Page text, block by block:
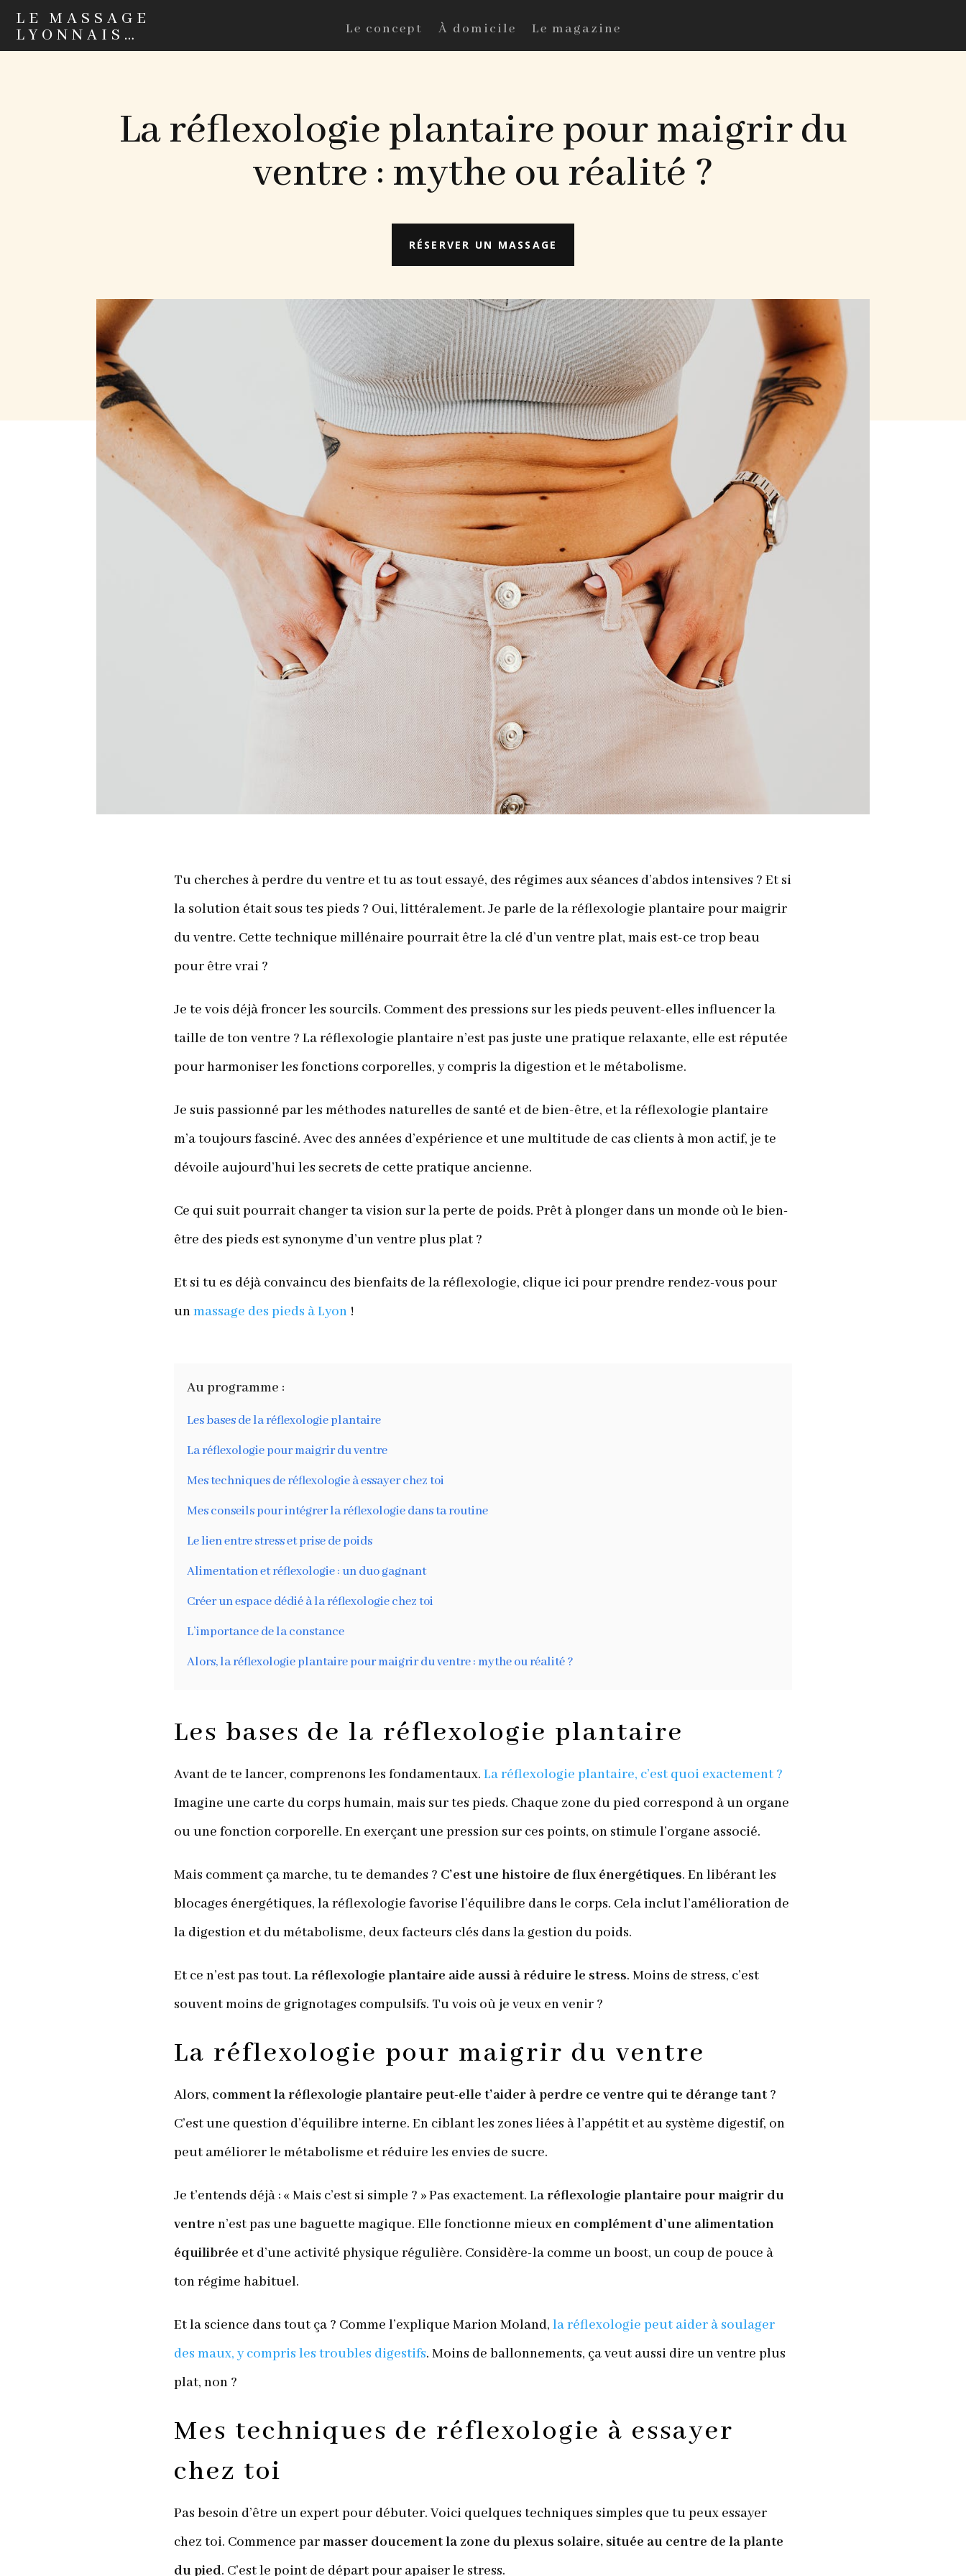
LE MASSAGE
LYONNAIS…
Le concept À domicile Le magazine
La réflexologie plantaire pour maigrir du
ventre : mythe ou réalité ?
RÉSERVER UN MASSAGE
Tu cherches à perdre du ventre et tu as tout essayé, des régimes aux séances d’abdos intensives ? Et si
la solution était sous tes pieds ? Oui, littéralement. Je parle de la réflexologie plantaire pour maigrir
du ventre. Cette technique millénaire pourrait être la clé d’un ventre plat, mais est-ce trop beau
pour être vrai ?
Je te vois déjà froncer les sourcils. Comment des pressions sur les pieds peuvent-elles influencer la
taille de ton ventre ? La réflexologie plantaire n’est pas juste une pratique relaxante, elle est réputée
pour harmoniser les fonctions corporelles, y compris la digestion et le métabolisme.
Je suis passionné par les méthodes naturelles de santé et de bien-être, et la réflexologie plantaire
m’a toujours fasciné. Avec des années d’expérience et une multitude de cas clients à mon actif, je te
dévoile aujourd’hui les secrets de cette pratique ancienne.
Ce qui suit pourrait changer ta vision sur la perte de poids. Prêt à plonger dans un monde où le bien-
être des pieds est synonyme d’un ventre plus plat ?
Et si tu es déjà convaincu des bienfaits de la réflexologie, clique ici pour prendre rendez-vous pour
unmassage des pieds à Lyon!
Au programme :
Les bases de la réflexologie plantaire
La réflexologie pour maigrir du ventre
Mes techniques de réflexologie à essayer chez toi
Mes conseils pour intégrer la réflexologie dans ta routine
Le lien entre stress et prise de poids
Alimentation et réflexologie : un duo gagnant
Créer un espace dédié à la réflexologie chez toi
L’importance de la constance
Alors, la réflexologie plantaire pour maigrir du ventre : mythe ou réalité ?
Les bases de la réflexologie plantaire
Avant de te lancer, comprenons les fondamentaux. La réflexologie plantaire, c’est quoi exactement ?
Imagine une carte du corps humain, mais sur tes pieds. Chaque zone du pied correspond à un organe
ou une fonction corporelle. En exerçant une pression sur ces points, on stimule l’organe associé.
Mais comment ça marche, tu te demandes ? C’est une histoire de flux énergétiques. En libérant les
blocages énergétiques, la réflexologie favorise l’équilibre dans le corps. Cela inclut l’amélioration de
la digestion et du métabolisme, deux facteurs clés dans la gestion du poids.
Et ce n’est pas tout. La réflexologie plantaire aide aussi à réduire le stress. Moins de stress, c’est
souvent moins de grignotages compulsifs. Tu vois où je veux en venir ?
La réflexologie pour maigrir du ventre
Alors, comment la réflexologie plantaire peut-elle t’aider à perdre ce ventre qui te dérange tant?
C’est une question d’équilibre interne. En ciblant les zones liées à l’appétit et au système digestif, on
peut améliorer le métabolisme et réduire les envies de sucre.
Je t’entends déjà : « Mais c’est si simple ? » Pas exactement. Laréflexologie plantaire pour maigrir du
ventre n’est pas une baguette magique. Elle fonctionne mieux en complément d’une alimentation
équilibrée et d’une activité physique régulière. Considère-la comme un boost, un coup de pouce à
ton régime habituel.
Et la science dans tout ça ? Comme l’explique Marion Moland, la réflexologie peut aider à soulager
des maux, y compris les troubles digestifs. Moins de ballonnements, ça veut aussi dire un ventre plus
plat, non ?
Mes techniques de réflexologie à essayer
chez toi
Pas besoin d’être un expert pour débuter. Voici quelques techniques simples que tu peux essayer
chez toi. Commence parmasser doucement la zone du plexus solaire, située au centre de la plante
du pied. C’est le point de départ pour apaiser le stress.